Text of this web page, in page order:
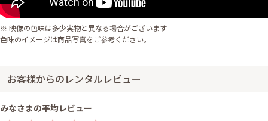
※ 映像の色味は多少実物と異なる場合がございます
色味のイメージは商品写真をご参考ください。
お客様からのレンタルレビュー
みなさまの平均レビュー